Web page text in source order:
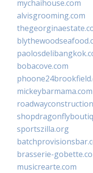
mychaihouse.com
alvisgrooming.com
bobacove.com
mickeybarmama.com
sportszilla.org
brasserie-
musicrearte.com